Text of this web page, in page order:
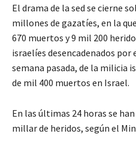
El drama de la sed se cierne
millones de gazatíes, en la
670 muertos y 9 mil 200
israelíes desencadenados por
semana pasada, de la milicia
de mil 400 muertos en Israel.
En las últimas 24 horas se
millar de heridos, según el